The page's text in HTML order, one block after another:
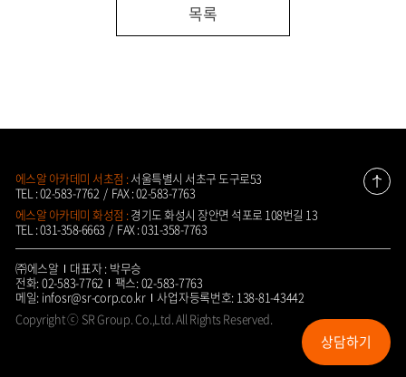
목록
에스알 아카데미 서초점 :서울특별시 서초구 도구로53
TEL : 02-583-7762
FAX : 02-583-7763
에스알 아카데미 화성점 :경기도 화성시 장안면 석포로 108번길 13
TEL : 031-358-6663
FAX : 031-358-7763
㈜에스알
대표자 : 박무승
전화: 02-583-7762
팩스: 02-583-7763
메일: infosr@sr-corp.co.kr
사업자등록번호: 138-81-43442
Copyright ⓒ SR Group. Co.,Ltd. All Rights Reserved.
맨
상담하기